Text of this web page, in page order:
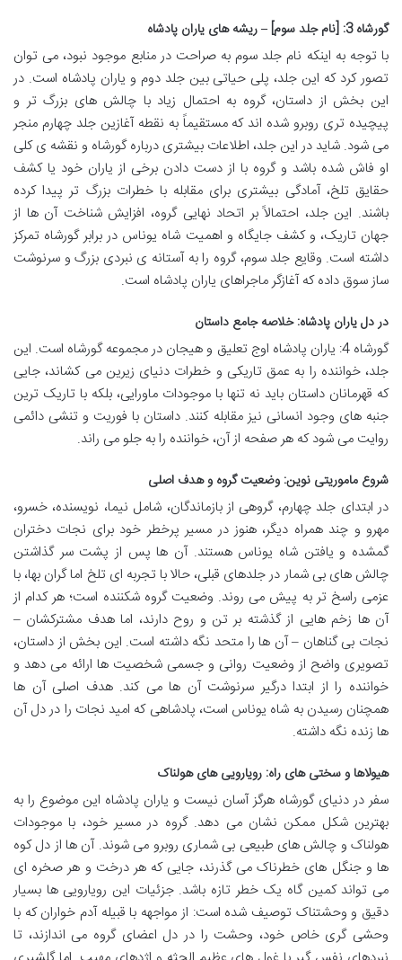
گورشاه 3: [نام جلد سوم] – ریشه های یاران پادشاه
با توجه به اینکه نام جلد سوم به صراحت در منابع موجود نبود، می توان
تصور کرد که این جلد، پلی حیاتی بین جلد دوم و یاران پادشاه است. در
این بخش از داستان، گروه به احتمال زیاد با چالش های بزرگ تر و
پیچیده تری روبرو شده اند که مستقیماً به نقطه آغازین جلد چهارم منجر
می شود. شاید در این جلد، اطلاعات بیشتری درباره گورشاه و نقشه ی کلی
او فاش شده باشد و گروه با از دست دادن برخی از یاران خود یا کشف
حقایق تلخ، آمادگی بیشتری برای مقابله با خطرات بزرگ تر پیدا کرده
باشند. این جلد، احتمالاً بر اتحاد نهایی گروه، افزایش شناخت آن ها از
جهان تاریک، و کشف جایگاه و اهمیت شاه یوناس در برابر گورشاه تمرکز
داشته است. وقایع جلد سوم، گروه را به آستانه ی نبردی بزرگ و سرنوشت
ساز سوق داده که آغازگر ماجراهای یاران پادشاه است.
در دل یاران پادشاه: خلاصه جامع داستان
گورشاه 4: یاران پادشاه اوج تعلیق و هیجان در مجموعه گورشاه است. این
جلد، خواننده را به عمق تاریکی و خطرات دنیای زیرین می کشاند، جایی
که قهرمانان داستان باید نه تنها با موجودات ماورایی، بلکه با تاریک ترین
جنبه های وجود انسانی نیز مقابله کنند. داستان با فوریت و تنشی دائمی
روایت می شود که هر صفحه از آن، خواننده را به جلو می راند.
شروع ماموریتی نوین: وضعیت گروه و هدف اصلی
در ابتدای جلد چهارم، گروهی از بازماندگان، شامل نیما، نویسنده، خسرو،
مهرو و چند همراه دیگر، هنوز در مسیر پرخطر خود برای نجات دختران
گمشده و یافتن شاه یوناس هستند. آن ها پس از پشت سر گذاشتن
چالش های بی شمار در جلدهای قبلی، حالا با تجربه ای تلخ اما گران بها، با
عزمی راسخ تر به پیش می روند. وضعیت گروه شکننده است؛ هر کدام از
آن ها زخم هایی از گذشته بر تن و روح دارند، اما هدف مشترکشان –
نجات بی گناهان – آن ها را متحد نگه داشته است. این بخش از داستان،
تصویری واضح از وضعیت روانی و جسمی شخصیت ها ارائه می دهد و
خواننده را از ابتدا درگیر سرنوشت آن ها می کند. هدف اصلی آن ها
همچنان رسیدن به شاه یوناس است، پادشاهی که امید نجات را در دل آن
ها زنده نگه داشته.
هیولاها و سختی های راه: رویارویی های هولناک
سفر در دنیای گورشاه هرگز آسان نیست و یاران پادشاه این موضوع را به
بهترین شکل ممکن نشان می دهد. گروه در مسیر خود، با موجودات
هولناک و چالش های طبیعی بی شماری روبرو می شوند. آن ها از دل کوه
ها و جنگل های خطرناک می گذرند، جایی که هر درخت و هر صخره ای
می تواند کمین گاه یک خطر تازه باشد. جزئیات این رویارویی ها بسیار
دقیق و وحشتناک توصیف شده است: از مواجهه با قبیله آدم خواران که با
وحشی گری خاص خود، وحشت را در دل اعضای گروه می اندازند، تا